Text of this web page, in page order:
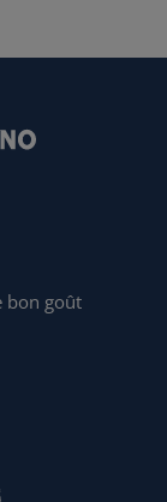
bon goût